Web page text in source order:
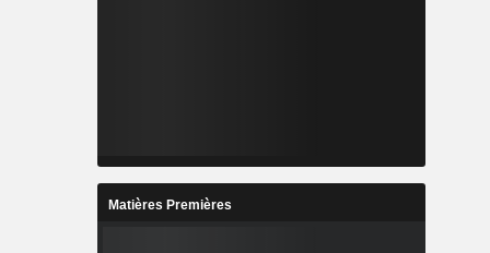
Matières Premières